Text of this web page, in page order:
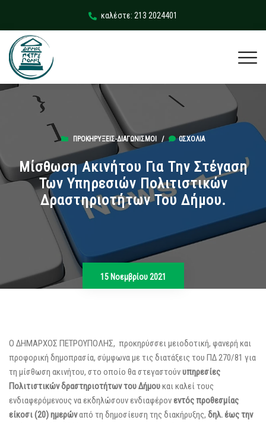
καλέστε: 213 2024401
ΠΡΟΚΗΡΎΞΕΙΣ-ΔΙΑΓΩΝΙΣΜΟΊ / 0ΣΧΌΛΙΑ
Μίσθωση Ακινήτου Για Την Στέγαση
Των Υπηρεσιών Πολιτιστικών
Δραστηριοτήτων Του Δήμου.
15 Νοεμβρίου 2021
Ο ΔΗΜΑΡΧΟΣ ΠΕΤΡΟΥΠΟΛΗΣ, προκηρύσσει μειοδοτική, φανερή και
προφορική δημοπρασία, σύμφωνα με τις διατάξεις του ΠΔ 270/81 για
τη μίσθωση ακινήτου, στο οποίο θα στεγαστούνυπηρεσίες
Πολιτιστικών δραστηριοτήτων του Δήμουκαι καλεί τους
ενδιαφερόμενους να εκδηλώσουν ενδιαφέρον εντός προθεσμίας
είκοσι (20) ημερώναπό τη δημοσίευση της διακήρυξης, δηλ. έως την